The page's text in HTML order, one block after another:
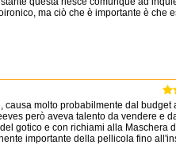
ma ciò che è importante è che
causa molto probabilmente dal budget
però aveva talento da vendere e
gotico e con richiami alla Maschera
importante della pellicola fino